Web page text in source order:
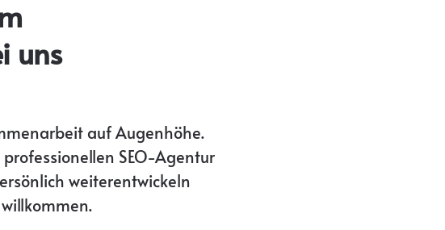
uns
auf Augenhöhe.
SEO-Agentur
weiterentwickeln